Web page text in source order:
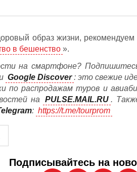
образ жизни, рекомендуем
в бешенство ».
на смартфоне?
Google Discover : это свежие
по распродажам туров и
на
PULSE.MAIL.RU .
: https://t.me/tourprom
Подписывайтесь на